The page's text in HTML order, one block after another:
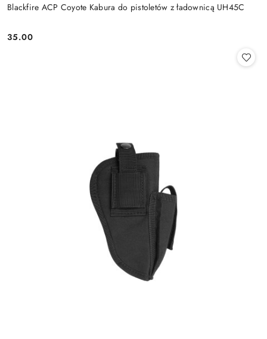
Blackfire ACP Coyote Kabura do pistoletów z ładownicą UH45C
Cena:
35.00